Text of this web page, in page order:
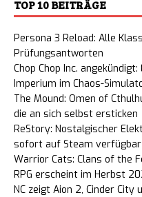
TOP 10 BEITRÄGE
Persona 3 Reload: Alle
Prüfungsantworten
Chop Chop Inc.
Imperium im Chaos-
The Mound: Omen of
die an sich selbst ersticken
ReStory: Nostalgischer
sofort auf Steam verfügbar
Warrior Cats: Clans of the
RPG erscheint im Herbst
NC zeigt Aion 2, Cinder